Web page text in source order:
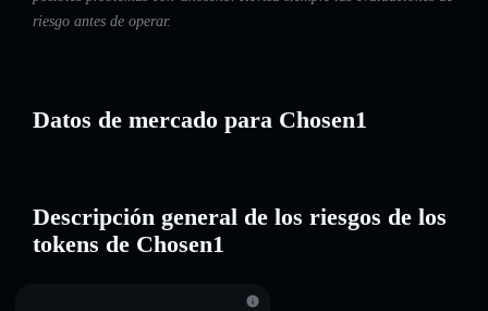
riesgo antes de operar.
Datos de mercado para Chosen1
Descripción general de los riesgos de los
tokens de Chosen1